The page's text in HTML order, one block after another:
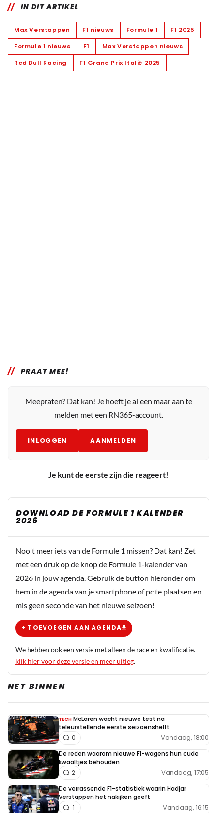
IN DIT ARTIKEL
Max Verstappen F1 nieuws Formule 1
F1 2025
Formule 1 nieuws
F1
Max Verstappen nieuws
Red Bull Racing
F1 Grand Prix Italië 2025
PRAAT MEE!
Meepraten? Dat kan! Je hoeft je alleen maar aan te
melden met een RN365-account.
INLOGGEN AANMELDEN
Je kunt de eerste zijn die reageert!
DOWNLOAD DE FORMULE 1 KALENDER
2026
Nooit meer iets van de Formule 1 missen? Dat kan! Zet
met een druk op de knop de Formule 1-kalender van
2026 in jouw agenda. Gebruik de button hieronder om
hem in de agenda van je smartphone of pc te plaatsen en
mis geen seconde van het nieuwe seizoen!
+ TOEVOEGEN AAN AGENDA
We hebben ook een versie met alleen de race en kwalificatie.
klik hier voor deze versie en meer uitleg.
NET BINNEN
TECH McLaren wacht nieuwe test na
teleurstellende eerste seizoenshelft
Vandaag, 18:00
0
De reden waarom nieuwe F1-wagens hun oude
kwaaltjes behouden
Vandaag, 17:05
2
De verrassende F1-statistiek waarin Hadjar
Verstappen het nakijken geeft
Vandaag, 16:15
1